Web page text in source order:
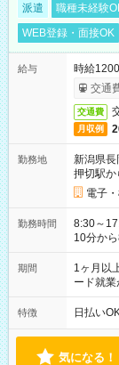
派遣 職種未経験
WEB登録・面接OK
給与
時給
交通
交通費
月収例
勤務地
新潟県長
押切駅
電子
勤務時間
8:30～17:30
10分から
期間
1ヶ月以
ード就業
特徴 日払い
気になる！